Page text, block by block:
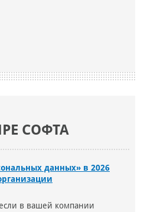
СОФТА
данных» в 2026
в вашей компании